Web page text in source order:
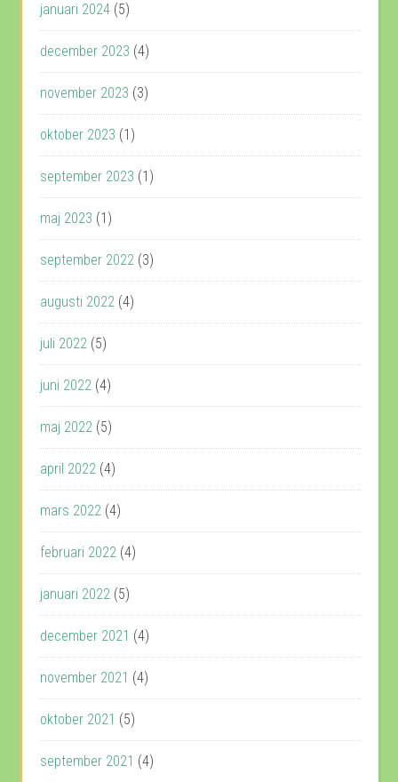
januari 2024 (5)
december 2023 (4)
november 2023 (3)
oktober 2023 (1)
september 2023 (1)
maj 2023 (1)
september 2022 (3)
augusti 2022 (4)
juli 2022 (5)
juni 2022 (4)
maj 2022 (5)
april 2022 (4)
mars 2022 (4)
februari 2022 (4)
januari 2022 (5)
december 2021 (4)
november 2021 (4)
oktober 2021 (5)
september 2021 (4)